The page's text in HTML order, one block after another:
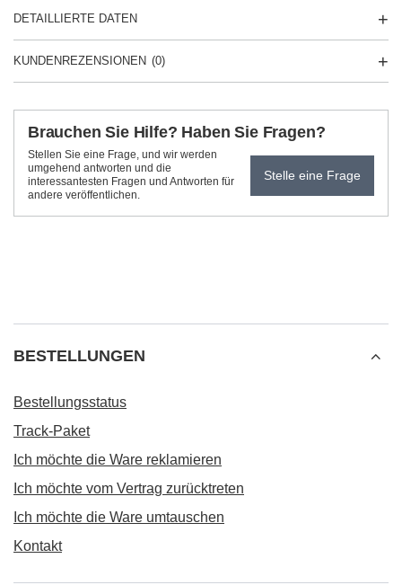
DETAILLIERTE DATEN
KUNDENREZENSIONEN (0)
Brauchen Sie Hilfe? Haben Sie Fragen?
Stellen Sie eine Frage, und wir werden
umgehend antworten und die
interessantesten Fragen und Antworten für
andere veröffentlichen.
Stelle eine Frage
BESTELLUNGEN
Bestellungsstatus
Track-Paket
Ich möchte die Ware reklamieren
Ich möchte vom Vertrag zurücktreten
Ich möchte die Ware umtauschen
Kontakt